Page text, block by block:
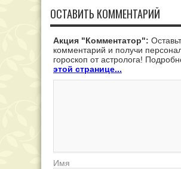
ОСТАВИТЬ КОММЕНТАРИЙ
Акция "Комментатор":
комментарий и получи
гороскоп от астролога!
этой странице...
Имя